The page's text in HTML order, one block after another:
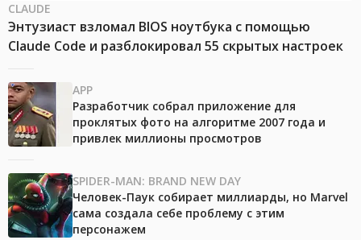
CLAUDE
Энтузиаст взломал BIOS ноутбука с помощью
Claude Code и разблокировал 55 скрытых настроек
APP
Разработчик собрал приложение для
проклятых фото на алгоритме 2007 года и
привлек миллионы просмотров
SPIDER-MAN: BRAND NEW DAY
Человек-Паук собирает миллиарды, но Marvel
сама создала себе проблему с этим
персонажем